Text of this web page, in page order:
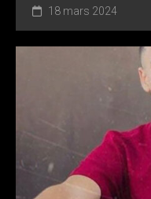
18 mars 2024